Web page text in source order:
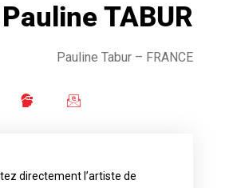
Pauline TABUR
Pauline Tabur – FRANCE
directement l’artiste de